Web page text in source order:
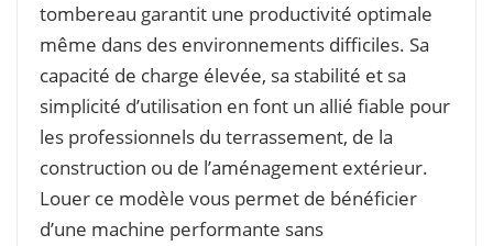
tombereau garantit une productivité optimale
même dans des environnements difficiles. Sa
capacité de charge élevée, sa stabilité et sa
simplicité d’utilisation en font un allié fiable pour
les professionnels du terrassement, de la
construction ou de l’aménagement extérieur.
Louer ce modèle vous permet de bénéficier
d’une machine performante sans